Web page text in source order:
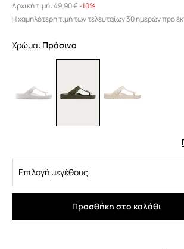
Αρχική τιμή:49,90 €-10%
Η χαμηλότερη τιμή των τελευταίων 30 ημερών προ
Χρώμα: πράσινο
Επιλογή μεγέθους
Προσθήκη στο καλάθι